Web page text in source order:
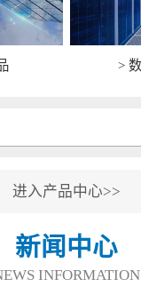
>
进入产品中心>>
新闻中心
INFORMATION